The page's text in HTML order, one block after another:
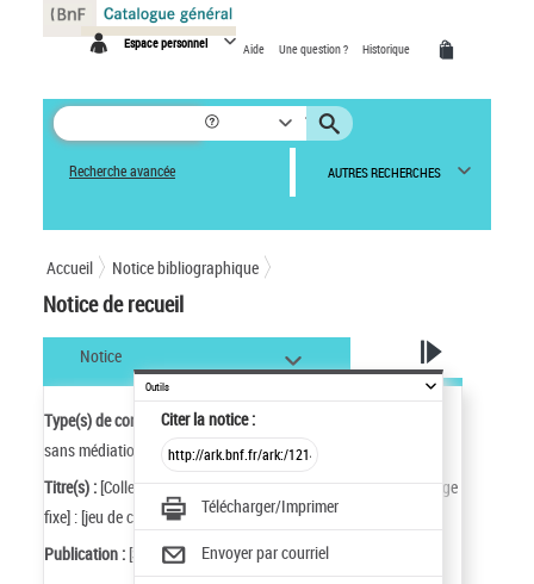
Espace personnel Aide Une question ? Historique
Recherche avancée AUTRES RECHERCHES
Accueil Notice bibliographique
Notice de recueil
Notice
Type(s) de contenu et mode(s) de consultation :
sans médiation
Titre(s) : [Collection Paul Marteau. Recueil. Cartes à jouer] [Image
fixe] : [jeu de cartes]
Publication : [S.l.n.d]
Outils
Citerla notice :
Télécharger/Imprimer
Envoyer par courriel
Panneau de gestion des cookies